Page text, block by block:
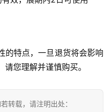
的特点，一旦退货将会影响
您理解并谨慎购买。
转载，请注明出处：